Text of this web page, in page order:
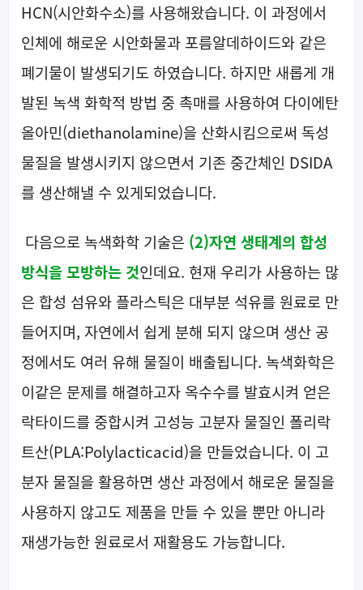
HCN(시안화수소)를 사용해왔습니다. 이 과정에서
인체에 해로운 시안화물과 포름알데하이드와 같은
폐기물이 발생되기도 하였습니다. 하지만 새롭게 개
발된 녹색 화학적 방법 중 촉매를 사용하여 다이에탄
올아민(diethanolamine)을 산화시킴으로써 독성
물질을 발생시키지 않으면서 기존 중간체인 DSIDA
를 생산해낼 수 있게되었습니다.
다음으로 녹색화학 기술은 (2)자연 생태계의 합성
방식을 모방​하는 것인데요. 현재 우리가 사용하는 많
은 합성 섬유와 플라스틱은 대부분 석유를 원료로 만
들어지며, 자연에서 쉽게 분해 되지 않으며 생산 공
정에서도 여러 유해 물질이 배출됩니다. 녹색화학은
이같은 문제를 해결하고자 옥수수를 발효시켜 얻은
락타이드를 중합시켜 고성능 고분자 물질인 폴리락
트산(PLA:Polylacticacid)을 만들었습니다. 이 고
분자 물질을 활용하면 생산 과정에서 해로운 물질을
사용하지 않고도 제품을 만들 수 있을 뿐만 아니라
재생가능한 원료로서 재활용도 가능합니다.